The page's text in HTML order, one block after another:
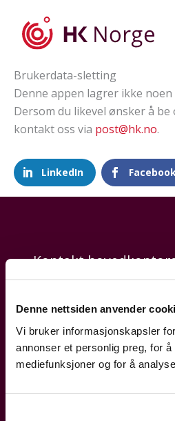
Denne nettsiden anvender
Vi bruker informasjonskapsler
annonser et personlig preg, for
mediefunksjoner og for å
Brukerdata-sletting
Denne appen lagrer ikke
Dersom du likevel ønsker å
kontakt oss via post@hk.no.
LinkedIn
Kontakt
Telefon:23 06 11 80
E-post:post@hk.no